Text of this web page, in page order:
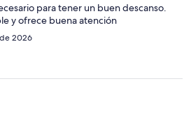
para tener un buen descanso.
y ofrece buena atención
2026